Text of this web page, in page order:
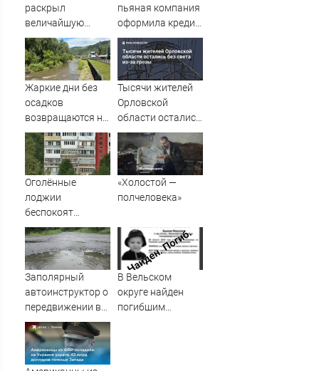
раскрыл
величайшую
ошибку своего
отца: бездействие
против Трампа
пьяная компания
оформила кредит
на знакомого
Жаркие дни без
осадков
возвращаются на
Алтай
Тысячи жителей
Орловской
области остались
без света из-за
грозы
Оголённые
лоджии
беспокоят
мурманчан
«Холостой —
полчеловека»
Заполярный
автоинструктор о
передвижении в
дождь
В Вельском
округе найден
погибшим